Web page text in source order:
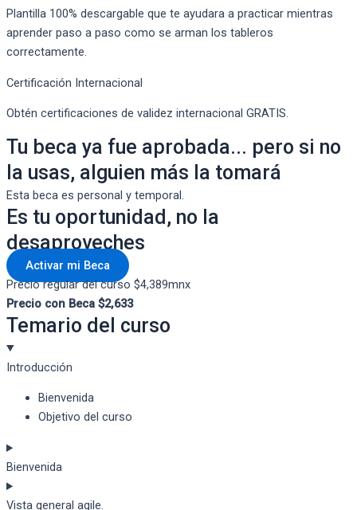
Plantilla 100% descargable que te ayudara a practicar mientras
aprender paso a paso como se arman los tableros
correctamente.
Certificación Internacional
Obtén certificaciones de validez internacional GRATIS.
Tu beca ya fue aprobada... pero si no
la usas, alguien más la tomará
Esta beca es personal y temporal.
Es tu oportunidad, no la
desaproveches
Activar mi Beca
Precio regular del curso $4,389mnx
Precio con Beca $2,633
Temario del curso
Introducción
Bienvenida
Objetivo del curso
Bienvenida
Vista general agile.